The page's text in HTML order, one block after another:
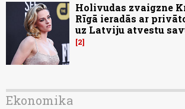
Holivudas zvaigzne
Rīgā ieradās ar
uz Latviju atvestu
2
Ekonomika